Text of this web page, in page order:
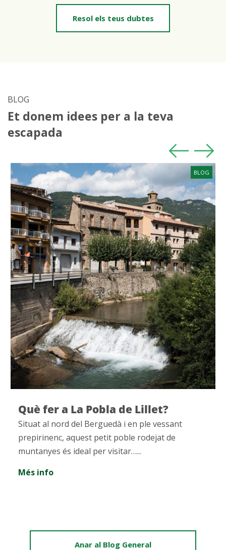
Resol els teus dubtes
BLOG
Et donem idees per a la teva
escapada
BLOG
Què fer a La Pobla de Lillet?
Situat al nord del Berguedà i en ple vessant
prepirinenc, aquest petit poble rodejat de
muntanyes és ideal per visitar…...
Més info
Anar al Blog General